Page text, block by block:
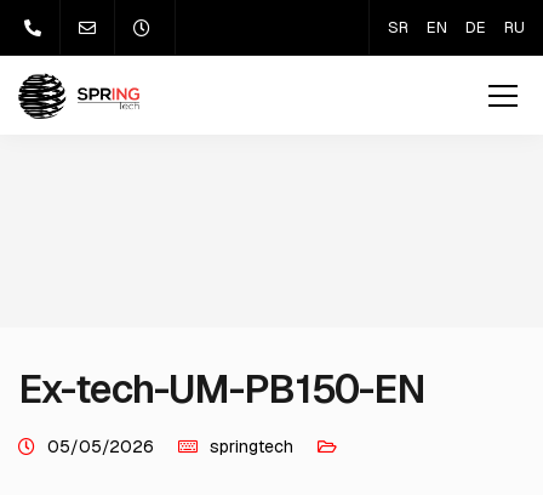
SR EN DE RU
Ex-tech-UM-PB150-EN
05/05/2026 springtech